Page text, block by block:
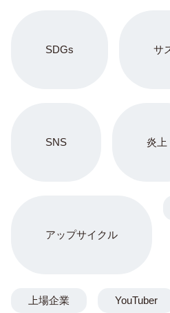
SDGs サ
SNS 炎上
アップサイクル
上場企業 YouTuber